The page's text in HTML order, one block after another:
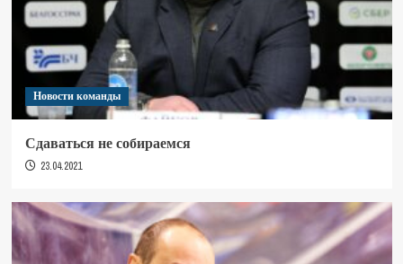
Новости команды
Сдаваться не собираемся
23.04.2021